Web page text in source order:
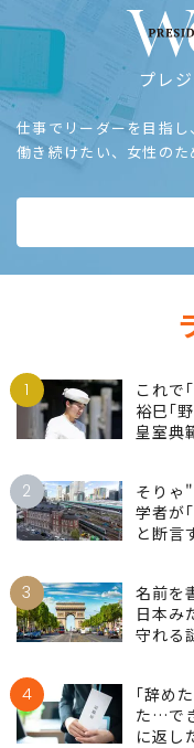
プレ
仕事でリーダーを目指
働き続けたい、女性のた
1
これで
裕巳｢
皇室典
2
そりゃ
学者が
と断言
3
名前を
日本み
守れる
4
｢辞め
た…で
に返し